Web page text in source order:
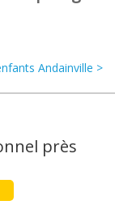
Andainville >
près